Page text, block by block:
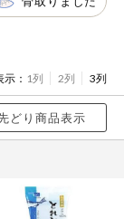
示： 1列 2列 3列
どり商品表示